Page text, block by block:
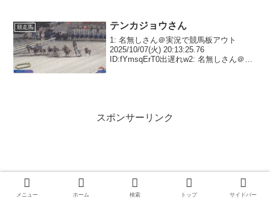
競走馬 テンカジョウさん
1: 名無しさん＠実況で競馬板アウト
2025/10/07(火) 20:13:25.76
ID:fYmsqErT0出遅れw2: 名無しさん＠実
スポンサーリンク
メニュー ホーム 検索 トップ サイドバー